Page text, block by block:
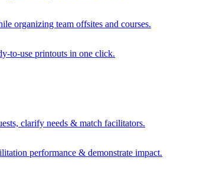
organizing team offsites and courses.
to-use printouts in one click.
clarify needs & match facilitators.
performance & demonstrate impact.